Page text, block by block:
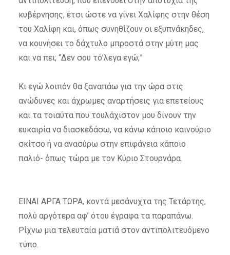
κυβέρνησης, έτσι ώστε να γίνει Χαλίφης στην θέση
του Χαλίφη και, όπως συνηθίζουν οι εξυπνάκηδες,
να κουνήσει το δάχτυλο μπροστά στην μύτη μας
και να πει; “Δεν σου τό’λεγα εγώ;”
Κι εγώ λοιπόν θα ξαναπάω για την ώρα στις
ανώδυνες και άχρωμες αναρτήσεις για επετείους
και τα τοιαύτα που τουλάχιστον μου δίνουν την
ευκαιρία να διασκεδάσω, να κάνω κάποιο καινούριο
σκίτσο ή να ανασύρω στην επιφάνεια κάποιο
παλιό- όπως τώρα με τον Κύριο Στουρνάρα.
ΕΙΝΑΙ ΑΡΓΑ ΤΩΡΑ, κοντά μεσάνυχτα της Τετάρτης,
πολύ αργότερα αφ’ ότου έγραφα τα παραπάνω.
Ρίχνω μια τελευταία ματιά στον αντιπολιτευόμενο
τύπο.